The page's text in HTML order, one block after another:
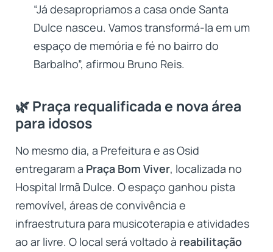
“Já desapropriamos a casa onde Santa
Dulce nasceu. Vamos transformá-la em um
espaço de memória e fé no bairro do
Barbalho”, afirmou Bruno Reis.
🌿 Praça requalificada e nova área
para idosos
No mesmo dia, a Prefeitura e as Osid
entregaram a Praça Bom Viver, localizada no
Hospital Irmã Dulce. O espaço ganhou pista
removível, áreas de convivência e
infraestrutura para musicoterapia e atividades
ao ar livre. O local será voltado à reabilitação